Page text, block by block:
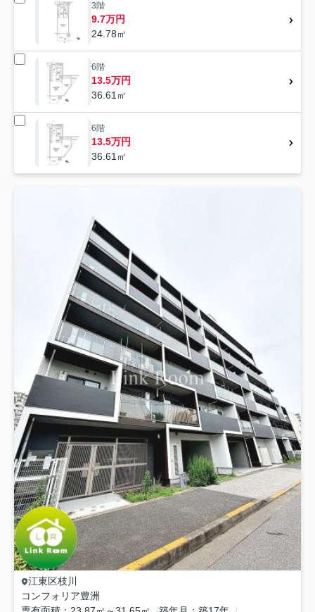
3階
9.7万円
24.78㎡
6階
13.5万円
36.61㎡
6階
13.5万円
36.61㎡
江東区枝川
コンフォリア豊洲